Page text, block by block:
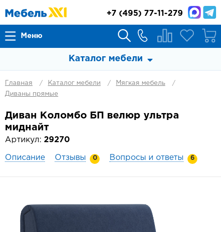
Меню
+7 (495) 77-11-279
Каталог мебели
Главная Каталог мебели
Мягкая мебель
Диваны прямые
Диван Коломбо БП велюр ультра
миднайт
Артикул: 29270
Описание Отзывы 0 Вопросы и ответы 6